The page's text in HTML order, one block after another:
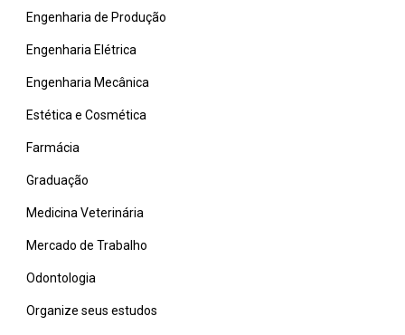
Engenharia de Produção
Engenharia Elétrica
Engenharia Mecânica
Estética e Cosmética
Farmácia
Graduação
Medicina Veterinária
Mercado de Trabalho
Odontologia
Organize seus estudos